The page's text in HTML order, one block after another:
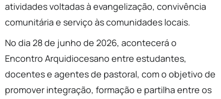
atividades voltadas à evangelização, convivência
comunitária e serviço às comunidades locais.
No dia 28 de junho de 2026, acontecerá o
Encontro Arquidiocesano entre estudantes,
docentes e agentes de pastoral, com o objetivo de
promover integração, formação e partilha entre os